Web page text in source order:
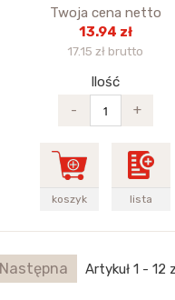
Twoja cena netto
13.94 zł
17.15 zł brutto
Ilość
-
+
koszyk lista
Następna Artykuł 1 - 12